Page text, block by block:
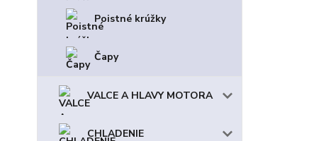
Poistné krúžky
Čapy
VALCE A HLAVY MOTORA
CHLADENIE